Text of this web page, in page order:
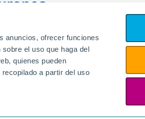
anuncios, ofrecer funciones
el uso que haga del
quienes pueden
a partir del uso
CV
Proveedores